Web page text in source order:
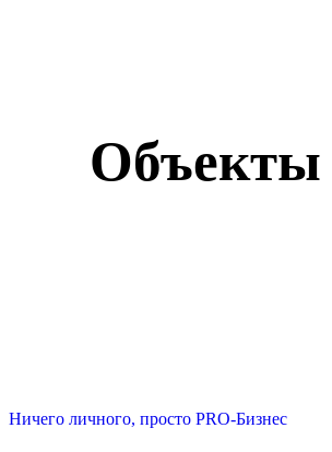
Объекты
Ничего личного, просто PRO-Бизнес